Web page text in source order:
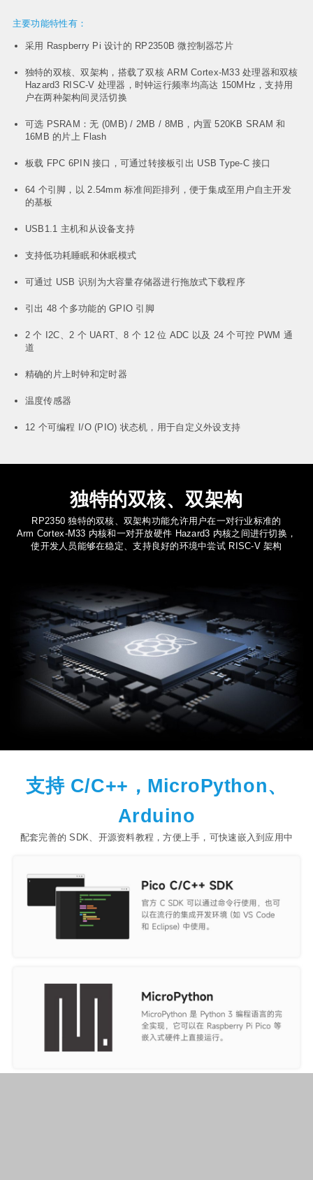
主要功能特性有：
采用 Raspberry Pi 设计的 RP2350B 微控制器芯片
独特的双核、双架构，搭载了双核 ARM Cortex-M33 处理器和双核
Hazard3 RISC-V 处理器，时钟运行频率均高达 150MHz，支持用
户在两种架构间灵活切换
可选 PSRAM：无 (0MB) / 2MB / 8MB，内置 520KB SRAM 和
16MB 的片上 Flash
板载 FPC 6PIN 接口，可通过转接板引出 USB Type-C 接口
64 个引脚，以 2.54mm 标准间距排列，便于集成至用户自主开发
的基板
USB1.1 主机和从设备支持
支持低功耗睡眠和休眠模式
可通过 USB 识别为大容量存储器进行拖放式下载程序
引出 48 个多功能的 GPIO 引脚
2 个 I2C、2 个 UART、8 个 12 位 ADC 以及 24 个可控 PWM 通
道
精确的片上时钟和定时器
温度传感器
12 个可编程 I/O (PIO) 状态机，用于自定义外设支持
独特的双核、双架构
RP2350 独特的双核、双架构功能允许用户在一对行业标准的
Arm Cortex-M33 内核和一对开放硬件 Hazard3 内核之间进行切换，
使开发人员能够在稳定、支持良好的环境中尝试 RISC-V 架构
支持 C/C++，MicroPython、
Arduino
配套完善的 SDK、开源资料教程，方便上手，可快速嵌入到应用中